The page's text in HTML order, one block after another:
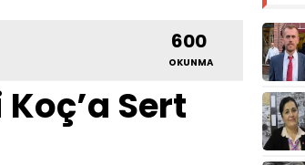
600
OKUNMA
Sert